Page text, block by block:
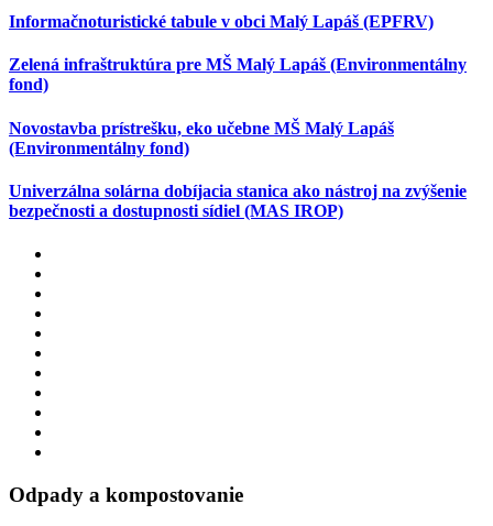
Informačnoturistické tabule v obci Malý Lapáš (EPFRV)
Zelená infraštruktúra pre MŠ Malý Lapáš (Environmentálny
fond)
Novostavba prístrešku, eko učebne MŠ Malý Lapáš
(Environmentálny fond)
Univerzálna solárna dobíjacia stanica ako nástroj na zvýšenie
bezpečnosti a dostupnosti sídiel (MAS IROP)
Odpady a kompostovanie